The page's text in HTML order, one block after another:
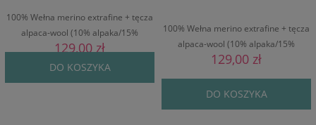
100% Wełna merino extrafine + tęcza
alpaca-wool (10% alpaka/15%
wełna/75% poliakryl) / 1200 m / 320 g
129,00 zł
DO KOSZYKA
100% Wełna merino extrafine + tęcza
alpaca-wool (10% alpaka/15%
wełna/75% poliakryl) / 1200 m / 320 g
129,00 zł
DO KOSZYKA